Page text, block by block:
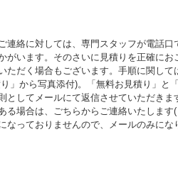
連絡に対しては、専門スタッフが電話口
がいます。そのさいに見積りを正確に
ただく場合もございます。手順に関して
」から写真添付)。「無料お見積り」と
としてメールにて返信させていただきま
る場合は、ごちらからご連絡いたします
なっておりませんので、メールのみにな